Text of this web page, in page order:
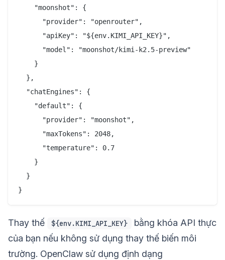
    "moonshot": {
      "provider": "openrouter",
      "apiKey": "${env.KIMI_API_KEY}",
      "model": "moonshot/kimi-k2.5-preview"
    }
  },
  "chatEngines": {
    "default": {
      "provider": "moonshot",
      "maxTokens": 2048,
      "temperature": 0.7
    }
  }
Thay thế ${env.KIMI_API_KEY}
bằng khóa API thực
của bạn nếu không sử dụng thay thế biến môi
trường. OpenClaw sử dụng định dạng